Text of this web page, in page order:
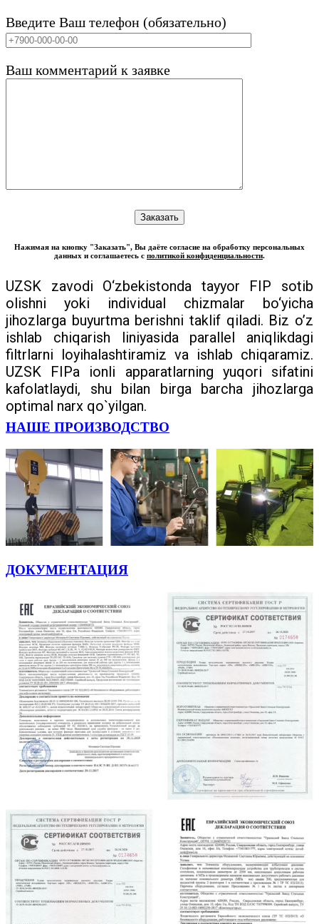
Введите Ваш телефон (обязательно)
Ваш комментарий к заявке
Нажимая на кнопку "Заказать", Вы даёте согласие на обработку персональных
данных и соглашаетесь с политикой конфиденциальности.
UZSK zavodi O‘zbekistonda tayyor FIP sotib
olishni yoki individual chizmalar bo‘yicha
jihozlarga buyurtma berishni taklif qiladi. Biz o’z
ishlab chiqarish liniyasida parallel aniqlikdagi
filtrlarni loyihalashtiramiz va ishlab chiqaramiz.
UZSK FIPa ionli apparatlarning yuqori sifatini
kafolatlaydi, shu bilan birga barcha jihozlarga
optimal narx qo`yilgan.
НАШЕ ПРОИЗВОДСТВО
ДОКУМЕНТАЦИЯ